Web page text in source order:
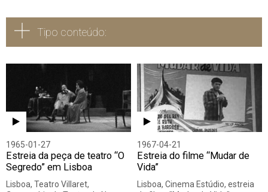
Tipo conteúdo:
Todos Vídeo Áudio
1965-01-27
Estreia da peça de teatro “O
Segredo” em Lisboa
Lisboa, Teatro Villaret,
1967-04-21
Estreia do filme “Mudar de
Vida”
Lisboa, Cinema Estúdio, estreia